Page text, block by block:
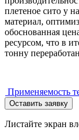
плетеное сито у
материал,
обоснованная
ресурсом, что в
тонну
Применяемость
Оставить заявку
Листайте экран